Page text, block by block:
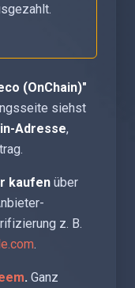
(OnChain)"
siehst
Adresse,
kaufen über
z. B.
.
. Ganz